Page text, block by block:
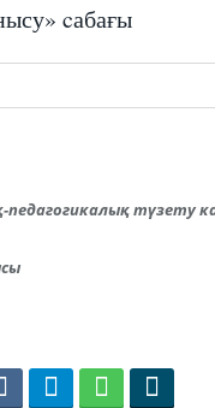
cабағы
педагогикалық түзету